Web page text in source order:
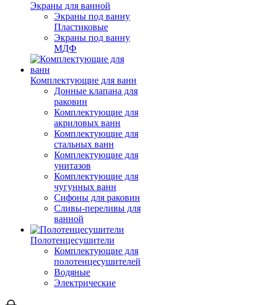
Экраны для ванной
Экраны под ванну
Пластиковые
Экраны под ванну
МДФ
Комплектующие для ванн
Донные клапана для
раковин
Комплектующие для
акриловых ванн
Комплектующие для
стальных ванн
Комплектующие для
унитазов
Комплектующие для
чугунных ванн
Сифоны для раковин
Сливы-переливы для
ванной
Полотенцесушители
Комплектующие для
полотенцесушителей
Водяные
Электрические